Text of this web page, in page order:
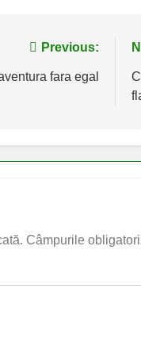
Previous:
fara egal
Câmpurile